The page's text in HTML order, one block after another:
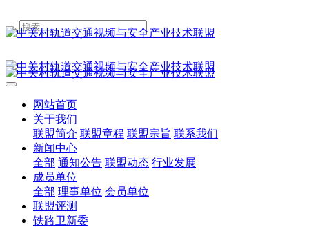
网站首页
关于我们
联盟简介 联盟章程 联盟宗旨 联系我们
新闻中心
全部 通知公告 联盟动态 行业发展
成员单位
全部 理事单位 会员单位
联盟评测
铁路卫新委